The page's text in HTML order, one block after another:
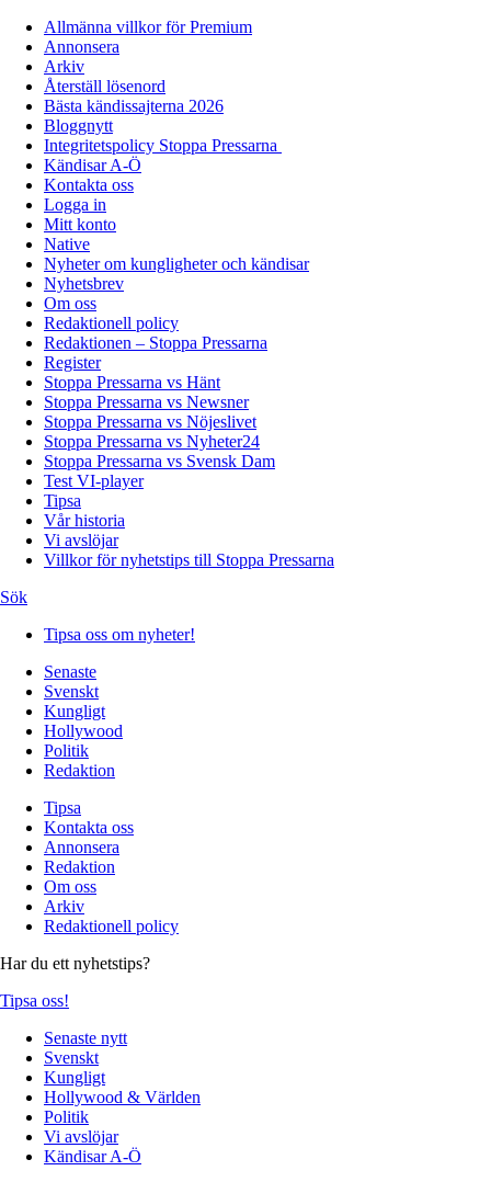
Allmänna villkor för Premium
Annonsera
Arkiv
Återställ lösenord
Bästa kändissajterna 2026
Bloggnytt
Integritetspolicy Stoppa Pressarna
Kändisar A-Ö
Kontakta oss
Logga in
Mitt konto
Native
Nyheter om kungligheter och kändisar
Nyhetsbrev
Om oss
Redaktionell policy
Redaktionen – Stoppa Pressarna
Register
Stoppa Pressarna vs Hänt
Stoppa Pressarna vs Newsner
Stoppa Pressarna vs Nöjeslivet
Stoppa Pressarna vs Nyheter24
Stoppa Pressarna vs Svensk Dam
Test VI-player
Tipsa
Vår historia
Vi avslöjar
Villkor för nyhetstips till Stoppa Pressarna
Sök
Tipsa oss om nyheter!
Senaste
Svenskt
Kungligt
Hollywood
Politik
Redaktion
Tipsa
Kontakta oss
Annonsera
Redaktion
Om oss
Arkiv
Redaktionell policy
Har du ett nyhetstips?
Tipsa oss!
Senaste nytt
Svenskt
Kungligt
Hollywood & Världen
Politik
Vi avslöjar
Kändisar A-Ö